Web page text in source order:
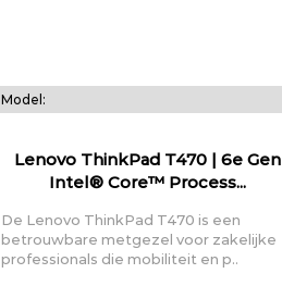
Model:
Lenovo ThinkPad T470 | 6e Gen
Intel® Core™ Process...
De Lenovo ThinkPad T470 is een
betrouwbare metgezel voor zakelijke
professionals die mobiliteit en p..